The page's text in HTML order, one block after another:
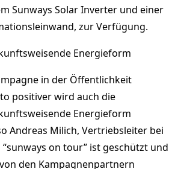
Sunways Solar Inverter und einer
zur Verfügung.
Energieform
in der Öffentlichkeit
positiver wird auch die
Energieform
Andreas Milich, Vertriebsleiter bei
“sunways on tour” ist geschützt und
den Kampagnenpartnern